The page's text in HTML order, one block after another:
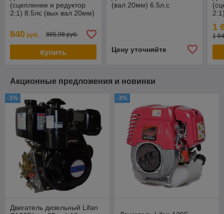
(сцепление и редуктор
2:1) 8.5лс (вых вал 20мм)
840 руб. 865,98 руб.
Купить
(вал 20мм) 6.5л.с
Цену уточняйте
1
1
Акционные предложения и новинки
-3%
Двигатель дизельный Lifan
-3%